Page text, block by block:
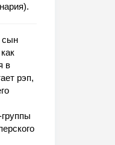
сын
в
рэп,